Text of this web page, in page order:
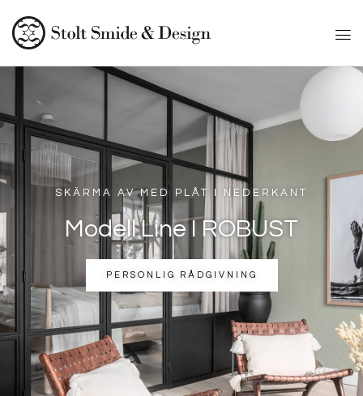
SKÄRMA AV MED PLÅT I NEDERKANT
Modell Line I ROBUST
PERSONLIG RÅDGIVNING